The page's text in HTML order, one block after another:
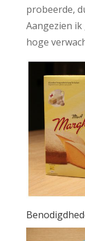
probeerde,
Aangezien
hoge